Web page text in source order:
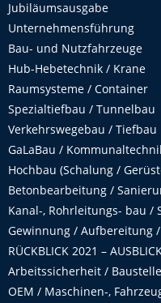
Jubiläumsausgabe
Unternehmensführung
Bau- und Nutzfahrzeuge
Hub-Hebetechnik / Krane
Raumsysteme / Container
Spezialtiefbau / Tunnelbau
Verkehrswegebau / Tiefbau
GaLaBau /
Hochbau (Schalung /
Betonbearbeitung /
Kanal-, Rohrleitungs- bau /
Gewinnung / Aufbereitung
RÜCKBLICK 2021 –
Arbeitssicherheit /
OEM / Maschinen-,